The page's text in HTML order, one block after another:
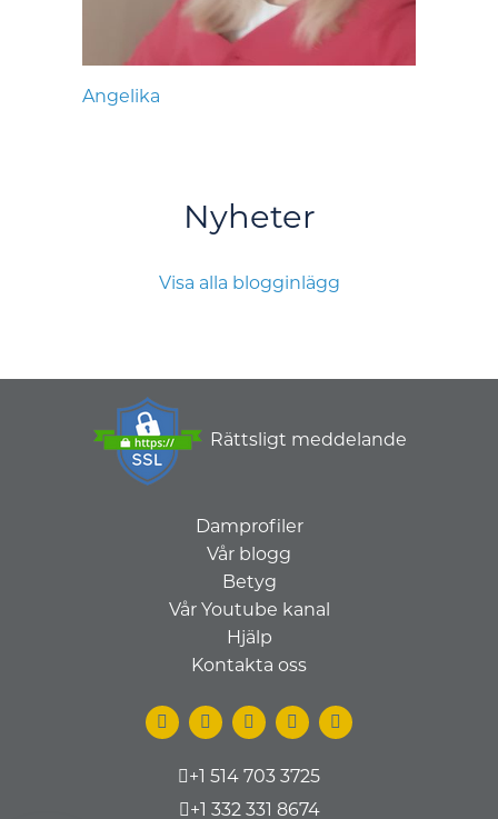
Angelika
Nyheter
Visa alla blogginlägg
Rättsligt meddelande
Damprofiler
Vår blogg
Betyg
Vår Youtube kanal
Hjälp
Kontakta oss
+1 514 703 3725
+1 332 331 8674